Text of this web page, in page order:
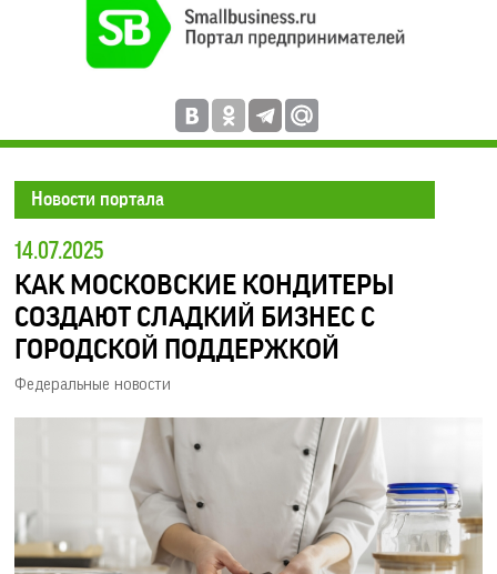
Новости портала
14.07.2025
КАК МОСКОВСКИЕ КОНДИТЕРЫ
СОЗДАЮТ СЛАДКИЙ БИЗНЕС С
ГОРОДСКОЙ ПОДДЕРЖКОЙ
Федеральные новости